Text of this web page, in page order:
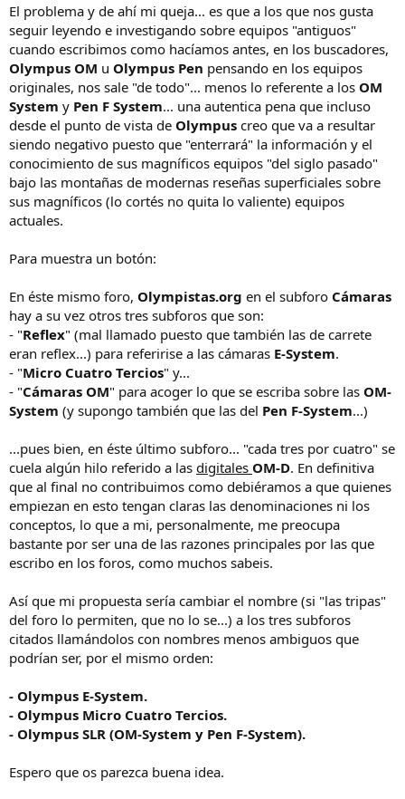
El problema y de ahí mi queja... es que a los que nos gusta
seguir leyendo e investigando sobre equipos "antiguos"
cuando escribimos como hacíamos antes, en los buscadores,
Olympus OM u Olympus Pen pensando en los equipos
originales, nos sale "de todo"... menos lo referente a los OM
System y Pen F System... una autentica pena que incluso
desde el punto de vista de Olympus creo que va a resultar
siendo negativo puesto que "enterrará" la información y el
conocimiento de sus magníficos equipos "del siglo pasado"
bajo las montañas de modernas reseñas superficiales sobre
sus magníficos (lo cortés no quita lo valiente) equipos
actuales.
Para muestra un botón:
En éste mismo foro, Olympistas.org en el subforo Cámaras
hay a su vez otros tres subforos que son:
- "Reflex" (mal llamado puesto que también las de carrete
eran reflex...) para referirise a las cámaras E-System.
- "Micro Cuatro Tercios" y...
- "Cámaras OM" para acoger lo que se escriba sobre las OM-
System (y supongo también que las del Pen F-System...)
...pues bien, en éste último subforo... "cada tres por cuatro" se
cuela algún hilo referido a las digitales OM-D. En definitiva
que al final no contribuimos como debiéramos a que quienes
empiezan en esto tengan claras las denominaciones ni los
conceptos, lo que a mi, personalmente, me preocupa
bastante por ser una de las razones principales por las que
escribo en los foros, como muchos sabeis.
Así que mi propuesta sería cambiar el nombre (si "las tripas"
del foro lo permiten, que no lo se...) a los tres subforos
citados llamándolos con nombres menos ambiguos que
podrían ser, por el mismo orden:
- Olympus E-System.
- Olympus Micro Cuatro Tercios.
- Olympus SLR (OM-System y Pen F-System).
Espero que os parezca buena idea.